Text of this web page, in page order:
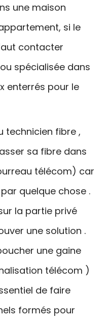
une maison
si le
contacter
ou spécialisée dans
enterrés pour le
technicien fibre ,
sa fibre dans
télécom) car
quelque chose .
la partie privé
une solution .
une gaine
télécom )
de faire
formés pour